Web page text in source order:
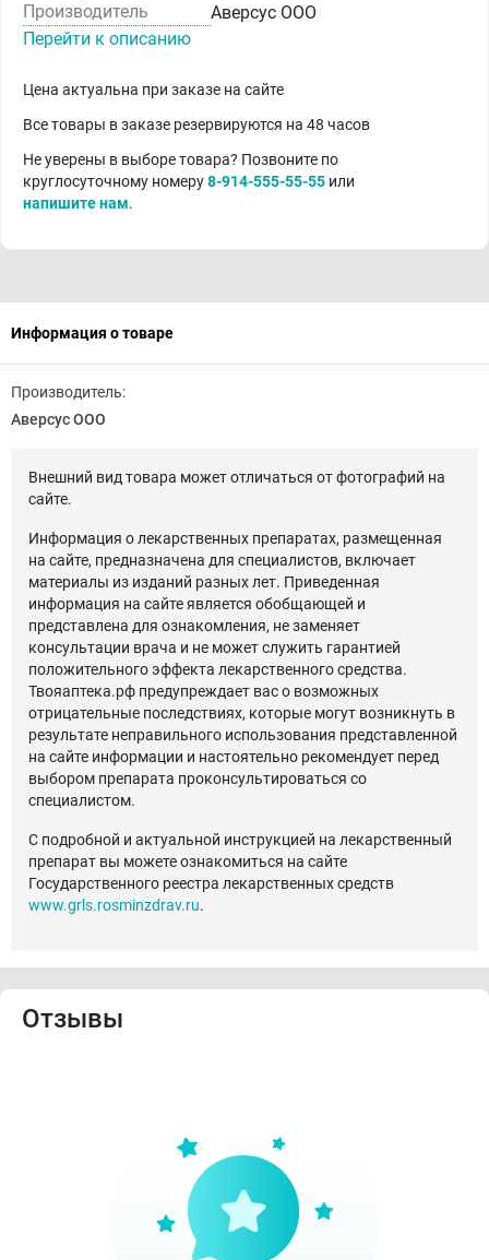
Производитель
Аверсус ООО
Перейти к описанию
Цена актуальна при заказе на сайте
Все товары в заказе резервируются на 48 часов
Не уверены в выборе товара? Позвоните по
круглосуточному номеру8-914-555-55-55 или
напишите нам.
Информация о товаре
Производитель:
Аверсус ООО
Внешний вид товара может отличаться от фотографий на
сайте.
Информация о лекарственных препаратах, размещенная
на сайте, предназначена для специалистов, включает
материалы из изданий разных лет. Приведенная
информация на сайте является обобщающей и
представлена для ознакомления, не заменяет
консультации врача и не может служить гарантией
положительного эффекта лекарственного средства.
Твояаптека.рф предупреждает вас о возможных
отрицательные последствиях, которые могут возникнуть в
результате неправильного использования представленной
на сайте информации и настоятельно рекомендует перед
выбором препарата проконсультироваться со
специалистом.
С подробной и актуальной инструкцией на лекарственный
препарат вы можете ознакомиться на сайте
Государственного реестра лекарственных средств
www.grls.rosminzdrav.ru.
Отзывы